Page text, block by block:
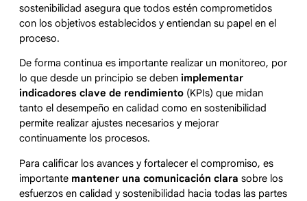
sostenibilidad asegura que todos estén comprometidos
con los objetivos establecidos y entiendan su papel en el
proceso.
De forma continua es importante realizar un monitoreo, por
lo que desde un principio se deben implementar
indicadores clave de rendimiento (KPIs) que midan
tanto el desempeño en calidad como en sostenibilidad
permite realizar ajustes necesarios y mejorar
continuamente los procesos.
Para calificar los avances y fortalecer el compromiso, es
importante mantener una comunicación clara sobre los
esfuerzos en calidad y sostenibilidad hacia todas las partes